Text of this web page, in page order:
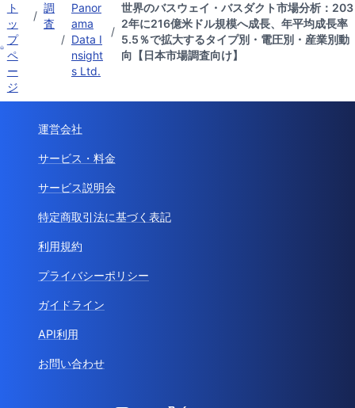
ト
ッ
プ
ペ
ー
ジ
/
調
査
/
Panor
ama
Data I
nsight
s Ltd.
/
世界のバスウェイ・バスダクト市場分析：203
2年に216億米ドル規模へ成長、年平均成長率
5.5％で拡大するタイプ別・電圧別・産業別動
向【日本市場調査向け】
運営会社
サービス・料金
サービス説明会
特定商取引法に基づく表記
利用規約
プライバシーポリシー
ガイドライン
API利用
お問い合わせ